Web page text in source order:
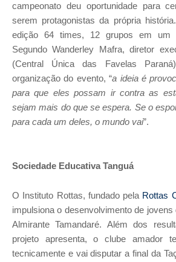
campeonato deu oportunidade para
serem protagonistas da própria
edição 64 times, 12 grupos em um
Segundo Wanderley Mafra, diretor
(Central Única das Favelas
organização do evento, “a ideia é
para que eles possam ir contra as
sejam mais do que se espera. Se o
para cada um deles, o mundo vai”.
Sociedade Educativa Tanguá
O Instituto Rottas, fundado pela Rottas
impulsiona o desenvolvimento de jovens
Almirante Tamandaré. Além dos
projeto apresenta, o clube amador
tecnicamente e vai disputar a final da